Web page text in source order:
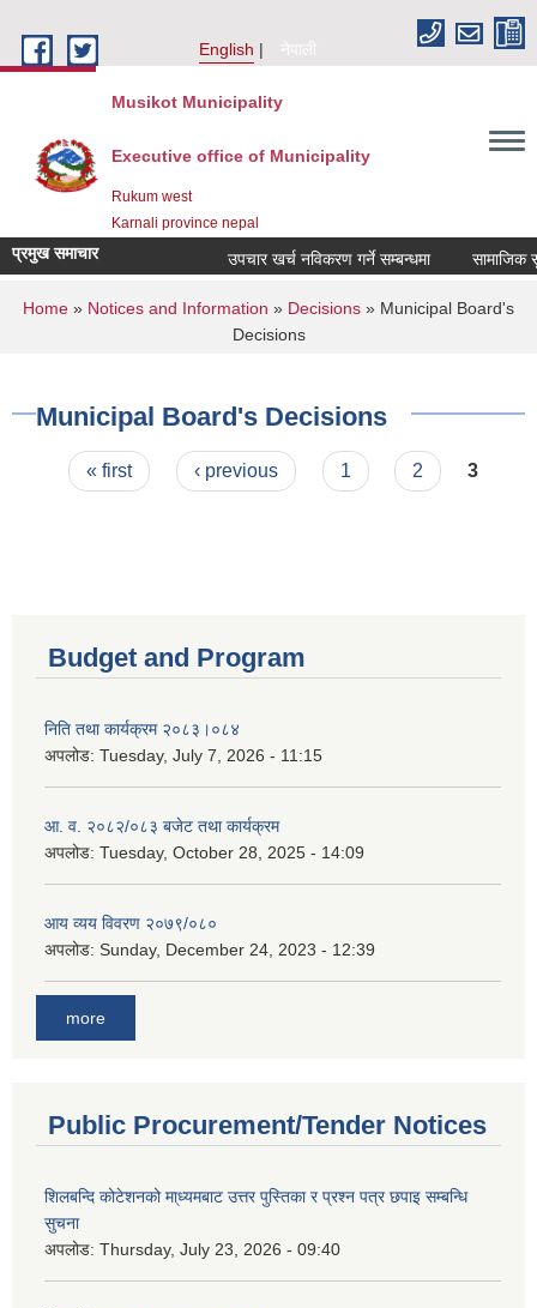
English
नेपाली
Musikot Municipality
Executive office of Municipality
Rukum west
Karnali province nepal
प्रमुख समाचार उपचार खर्च नविकरण गर्ने सम्बन्धमा
You are here
Home » Notices and Information » Decisions » Municipal Board's
Decisions
Municipal Board's Decisions
Pages
« first ‹ previous 1 2 3
Budget and Program
निति तथा कार्यक्रम २०८३।०८४
अपलोड: Tuesday, July 7, 2026 - 11:15
आ. व. २०८२/०८३ बजेट तथा कार्यक्रम
अपलोड: Tuesday, October 28, 2025 - 14:09
आय व्यय विवरण २०७९/०८०
अपलोड: Sunday, December 24, 2023 - 12:39
more
Public Procurement/Tender Notices
शिलबन्दि कोटेशनको मा्ध्यमबाट उत्तर पुस्तिका र प्रश्न पत्र छपाइ सम्बन्धि
सुचना
अपलोड: Thursday, July 23, 2026 - 09:40